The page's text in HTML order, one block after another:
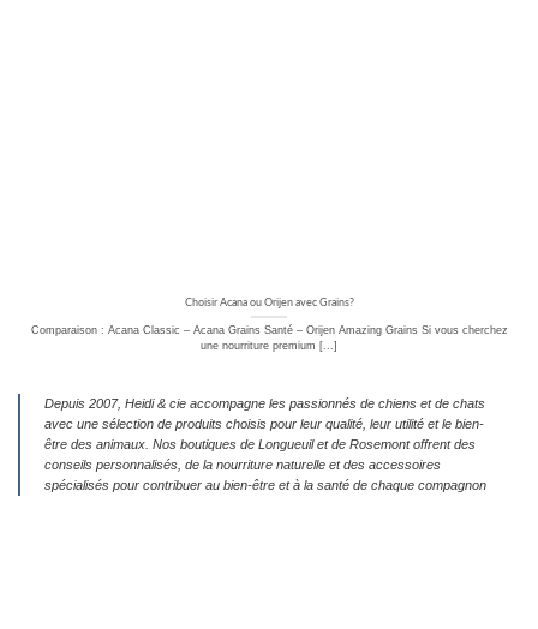
Choisir Acana ou Orijen avec Grains?
Comparaison : Acana Classic – Acana Grains Santé – Orijen Amazing Grains Si vous cherchez
une nourriture premium [...]
Depuis 2007, Heidi & cie accompagne les passionnés de chiens et de chats
avec une sélection de produits choisis pour leur qualité, leur utilité et le bien-
être des animaux. Nos boutiques de Longueuil et de Rosemont offrent des
conseils personnalisés, de la nourriture naturelle et des accessoires
spécialisés pour contribuer au bien-être et à la santé de chaque compagnon